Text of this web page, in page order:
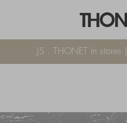
JS . THONET in stores |